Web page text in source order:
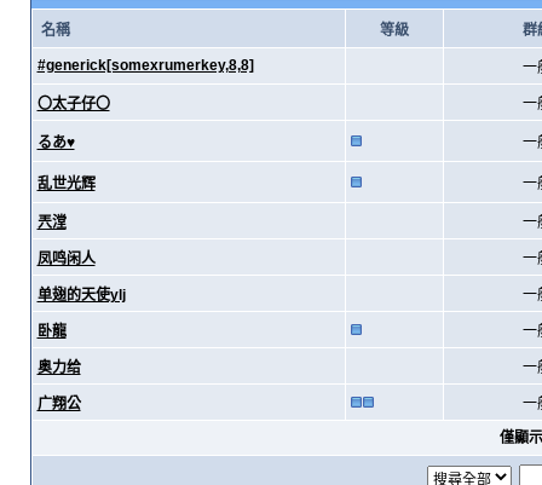
名稱 等級 群
#generick[somexrumerkey,8,8] 一
〇太子仔〇 一
るあ♥ 一
乱世光辉 一
兲漟 一
凤鸣闲人 一
单翅的天使ylj 一
卧龍 一
奥力给 一
广翔公
一
僅顯